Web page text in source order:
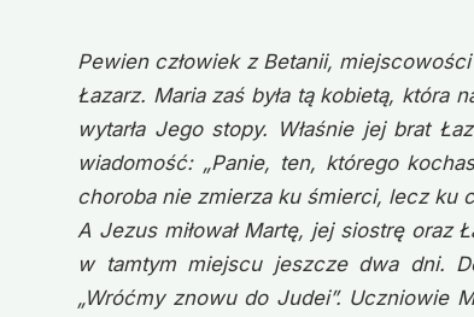
Pewien człowiek z Betanii,
Łazarz. Maria zaś była tą kobietą, która
wytarła Jego stopy. Właśnie jej brat
wiadomość: „Panie, ten, którego
choroba nie zmierza ku śmierci, lecz ku
A Jezus miłował Martę, jej siostrę oraz
w tamtym miejscu jeszcze dwa dni.
„Wróćmy znowu do Judei”. Uczniowie